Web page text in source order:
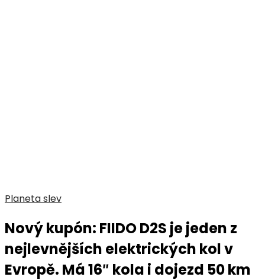
Planeta slev
Nový kupón: FIIDO D2S je jeden z
nejlevnějších elektrických kol v
Evropě. Má 16″ kola i dojezd 50 km